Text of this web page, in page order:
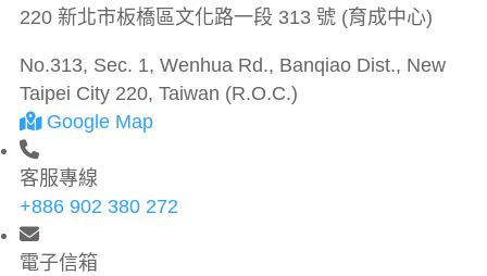
220 新北市板橋區文化路一段 313 號 (育成中心)
No.313, Sec. 1, Wenhua Rd., Banqiao Dist., New
Taipei City 220, Taiwan (R.O.C.)
Google Map
客服專線
+886 902 380 272
電子信箱